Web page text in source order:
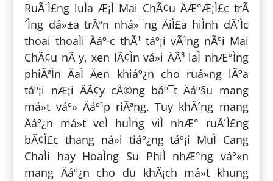
RuÃ´Ì£ng luÌa Æ¡Ì Mai ChÃ¢u ÄÆ°Æ¡Ì£c trÃ
´Ìng dá»±a trÃªn nhá»¯ng ÄiÌ£a hiÌnh dÃ´Ìc
thoai thoaÌi Äáº·c thÃ¹ táº¡i vÃ¹ng nÃºi Mai
ChÃ¢u nÃ y, xen lÃ¢Ìn vá»i ÄÃ³ laÌ nhÆ°Ìng
phiÃªÌn ÄaÌ Äen khiáº¿n cho ruá»ng lÃºa
táº¡i nÆ¡i ÄÃ¢y cÅ©ng báº¯t Äáº§u mang
má»t váº» Äáº¹p riÃªng. Tuy khÃ´ng mang
Äáº¿n má»t veÌ huÌng viÌ nhÆ° ruÃ´Ì£ng
bÃ¢Ì£c thang ná»i tiáº¿ng táº¡i MuÌ Cang
ChaÌi hay HoaÌng Su PhiÌ nhÆ°ng váº«n
mang Äáº¿n cho du khÃ¡ch má»t khung